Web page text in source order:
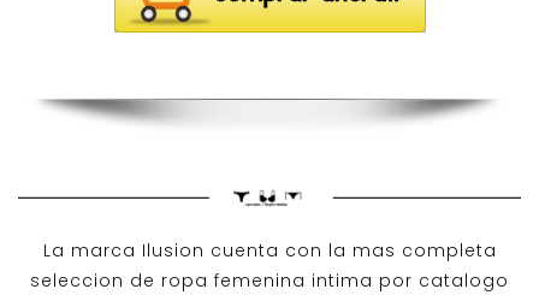
La marca Ilusion cuenta con la mas completa
seleccion de ropa femenina intima por catalogo